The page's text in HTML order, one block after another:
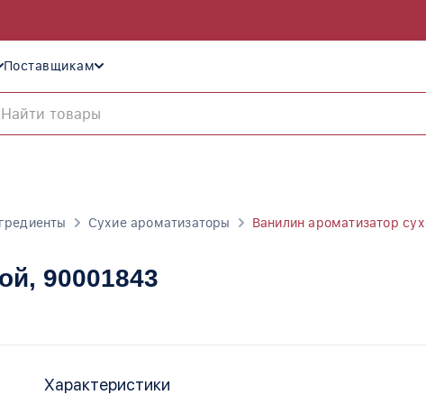
Поставщикам
Сухие ароматизаторы Ванилин ароматизатор
, 90001843
Характеристики